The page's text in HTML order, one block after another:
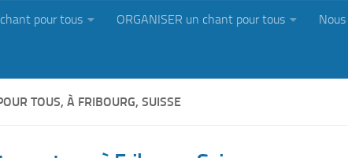
pour tous ORGANISER un chant pour tous
TOUS, À FRIBOURG, SUISSE